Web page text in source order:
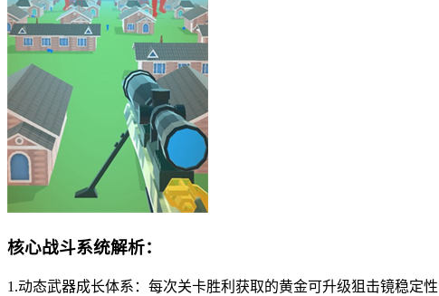
核心战斗系统解析：
1.动态武器成长体系：每次关卡胜利获取的黄金可升级狙击镜稳定